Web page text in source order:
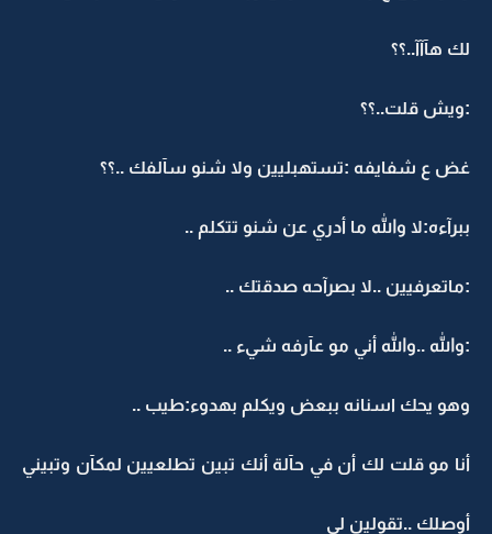
لك هآآآ..؟؟
:ويش قلت..؟؟
غض ع شفايفه :تستهبليين ولا شنو سآلفك ..؟؟
ببرآءه:لا والله ما أدري عن شنو تتكلم ..
:ماتعرفيين ..لا بصرآحه صدقتك ..
:والله ..والله أني مو عآرفه شيء ..
وهو يحك اسنانه ببعض ويكلم بهدوء:طيب ..
أنا مو قلت لك أن في حآلة أنك تبين تطلعيين لمكآن وتبيني
أوصلك ..تقولين لي